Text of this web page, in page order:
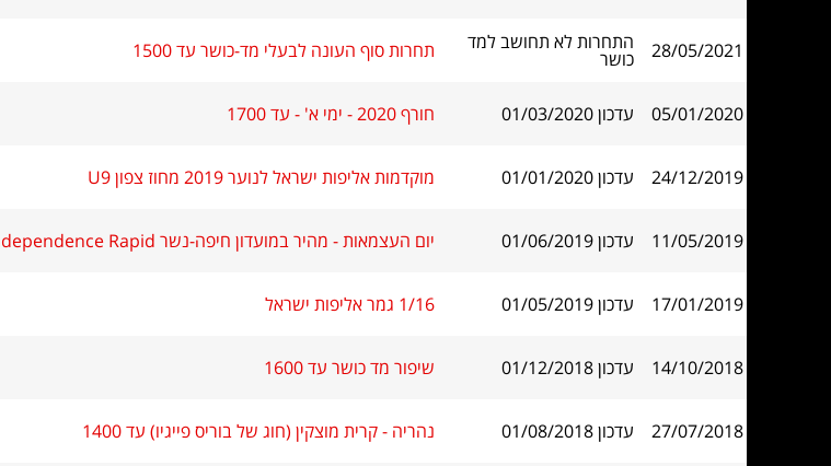
28/05/2021 התחרות לא תחושב למד
כושר תחרות סוף העונה לבעלי מד-כושר עד 1500
05/01/2020 עדכון 01/03/2020 חורף 2020 - ימי א' - עד 1700
24/12/2019 עדכון 01/01/2020 מוקדמות אליפות ישראל לנוער 2019 מחוז צפון U9
11/05/2019 עדכון 01/06/2019 יום העצמאות - מהיר במועדון חיפה-נשר Independence Rapid
17/01/2019 עדכון 01/05/2019 1/16 גמר אליפות ישראל
14/10/2018 עדכון 01/12/2018 שיפור מד כושר עד 1600
27/07/2018 עדכון 01/08/2018 נהריה - קרית מוצקין (חוג של בוריס פייגיו) עד 1400